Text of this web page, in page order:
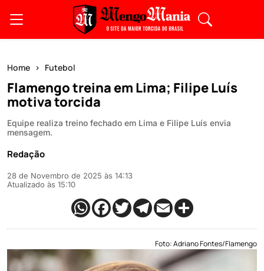
Home Futebol
Flamengo treina em Lima; Filipe Luís
motiva torcida
Equipe realiza treino fechado em Lima e Filipe Luís envia
mensagem.
Redação
28 de Novembro de 2025 às 14:13
Atualizado às 15:10
Foto: Adriano Fontes/Flamengo